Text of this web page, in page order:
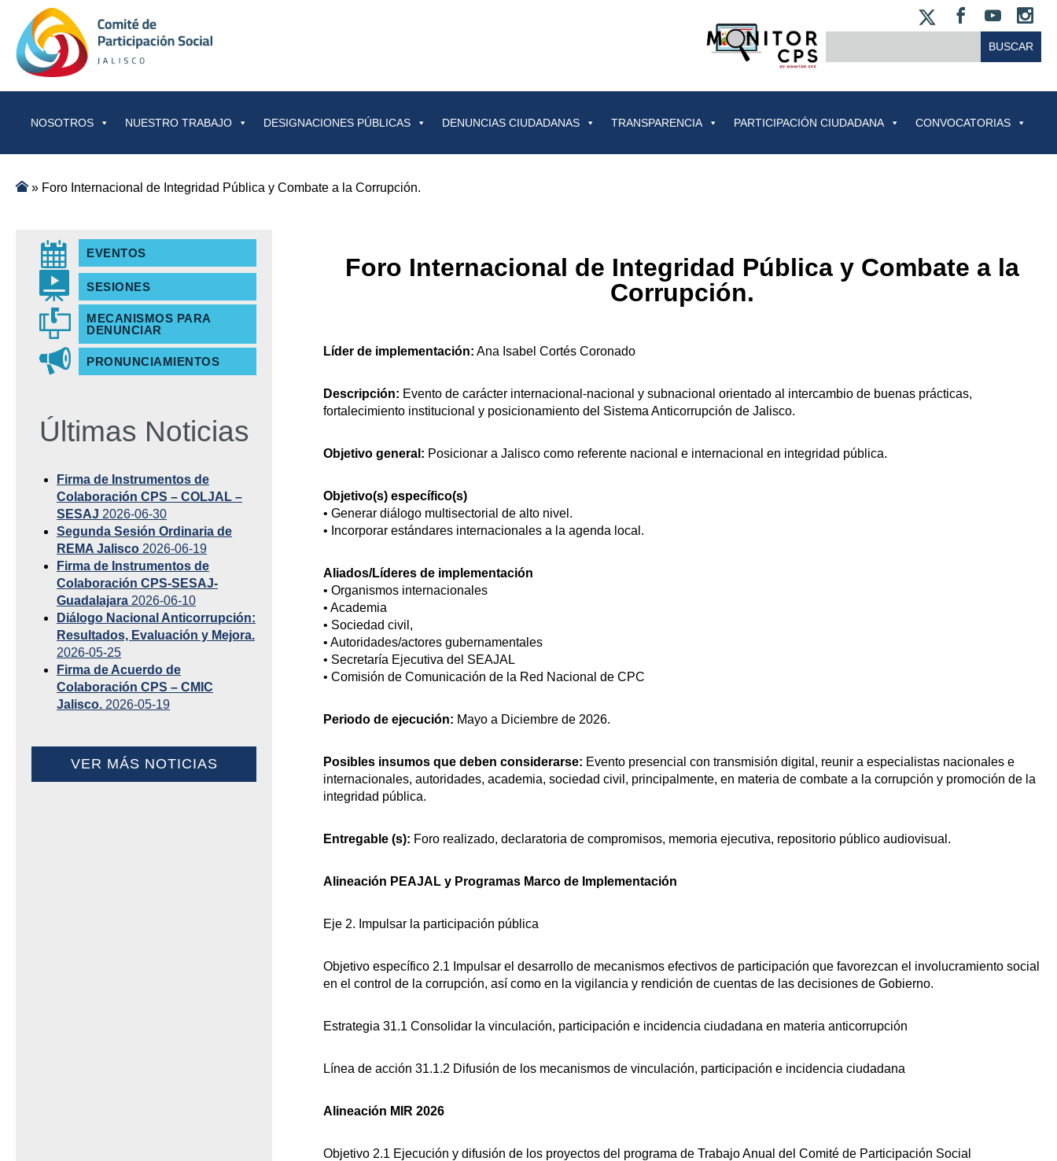
FACEBOOK
NOSOTROS NUESTRO TRABAJO DESIGNACIONES PÚBLICAS DENUNCIAS CIUDADANAS TRANSPARENCIA PARTICIPACIÓN CIUDADANA CONVOCATORIAS
» Foro Internacional de Integridad Pública y Combate a la Corrupción.
Foro Internacional de Integridad Pública y Combate a la
Corrupción.
Líder de implementación: Ana Isabel Cortés Coronado
Descripción: Evento de carácter internacional-nacional y subnacional orientado al intercambio de buenas prácticas,
fortalecimiento institucional y posicionamiento del Sistema Anticorrupción de Jalisco.
Objetivo general: Posicionar a Jalisco como referente nacional e internacional en integridad pública.
Objetivo(s) específico(s)
• Generar diálogo multisectorial de alto nivel.
• Incorporar estándares internacionales a la agenda local.
Aliados/Líderes de implementación
• Organismos internacionales
• Academia
• Sociedad civil,
• Autoridades/actores gubernamentales
• Secretaría Ejecutiva del SEAJAL
• Comisión de Comunicación de la Red Nacional de CPC
Periodo de ejecución: Mayo a Diciembre de 2026.
Posibles insumos que deben considerarse: Evento presencial con transmisión digital, reunir a especialistas nacionales e
internacionales, autoridades, academia, sociedad civil, principalmente, en materia de combate a la corrupción y promoción de la
integridad pública.
Entregable (s): Foro realizado, declaratoria de compromisos, memoria ejecutiva, repositorio público audiovisual.
Alineación PEAJAL y Programas Marco de Implementación
Eje 2. Impulsar la participación pública
Objetivo específico 2.1 Impulsar el desarrollo de mecanismos efectivos de participación que favorezcan el involucramiento social
en el control de la corrupción, así como en la vigilancia y rendición de cuentas de las decisiones de Gobierno.
Estrategia 31.1 Consolidar la vinculación, participación e incidencia ciudadana en materia anticorrupción
Línea de acción 31.1.2 Difusión de los mecanismos de vinculación, participación e incidencia ciudadana
Alineación MIR 2026
Objetivo 2.1 Ejecución y difusión de los proyectos del programa de Trabajo Anual del Comité de Participación Social
EVENTOS
SESIONES
MECANISMOS PARA
DENUNCIAR
PRONUNCIAMIENTOS
Últimas Noticias
Firma de Instrumentos de
Colaboración CPS – COLJAL –
SESAJ 2026-06-30
Segunda Sesión Ordinaria de
REMA Jalisco 2026-06-19
Firma de Instrumentos de
Colaboración CPS-SESAJ-
Guadalajara 2026-06-10
Diálogo Nacional Anticorrupción:
Resultados, Evaluación y Mejora.
2026-05-25
Firma de Acuerdo de
Colaboración CPS – CMIC
Jalisco. 2026-05-19
VER MÁS NOTICIAS